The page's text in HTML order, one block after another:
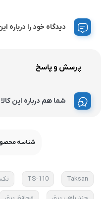
دیدگاه خود را درباره
پرسش و پاسخ
شما هم درباره این
شناسه
Taksan
TS-110